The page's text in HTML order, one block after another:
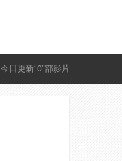
今日更新“0”部影片